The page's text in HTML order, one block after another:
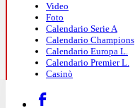
Video
Foto
Calendario Serie A
Calendario Champions
Calendario Europa L.
Calendario Premier L.
Casinò